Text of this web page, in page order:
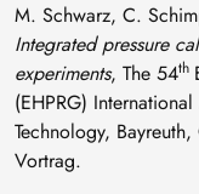
M. Schwarz, C.
Integrated pressure
experiments, The 54th
(EHPRG)
Technology, Bayreuth,
Vortrag.